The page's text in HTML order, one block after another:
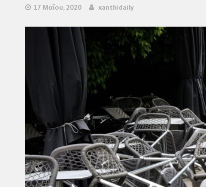
17 Μαΐου, 2020 xanthidaily